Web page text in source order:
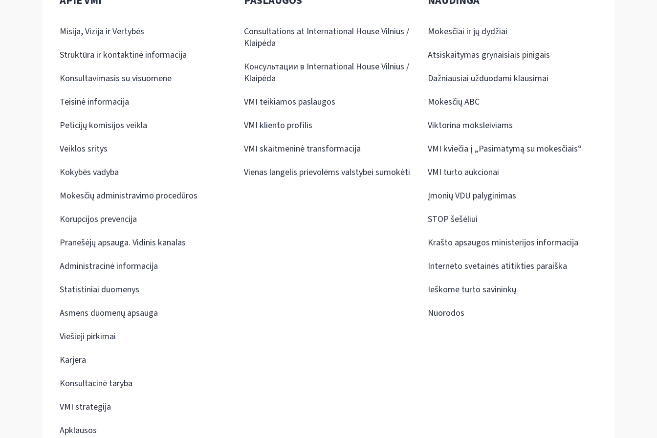
Misija, Vizija ir Vertybės
Struktūra ir kontaktinė informacija
Konsultavimasis su visuomene
Teisinė informacija
Peticijų komisijos veikla
Veiklos sritys
Kokybės vadyba
Mokesčių administravimo procedūros
Korupcijos prevencija
Pranešėjų apsauga. Vidinis kanalas
Administracinė informacija
Statistiniai duomenys
Asmens duomenų apsauga
Viešieji pirkimai
Karjera
Konsultacinė taryba
VMI strategija
Apklausos
Consultations at International House Vilnius /
Klaipėda
Консультации в International House Vilnius /
Klaipėda
VMI teikiamos paslaugos
VMI kliento profilis
VMI skaitmeninė transformacija
Vienas langelis prievolėms valstybei sumokėti
Mokesčiai ir jų dydžiai
Atsiskaitymas grynaisiais pinigais
Dažniausiai užduodami klausimai
Mokesčių ABC
Viktorina moksleiviams
VMI kviečia į „Pasimatymą su mokesčiais“
VMI turto aukcionai
Įmonių VDU palyginimas
STOP šešėliui
Krašto apsaugos ministerijos informacija
Interneto svetainės atitikties paraiška
Ieškome turto savininkų
Nuorodos